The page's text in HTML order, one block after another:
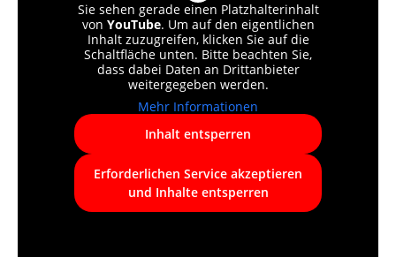
Sie sehen gerade einen Platzhalterinhalt
von YouTube. Um auf den eigentlichen
Inhalt zuzugreifen, klicken Sie auf die
Schaltfläche unten. Bitte beachten Sie,
dass dabei Daten an Drittanbieter
weitergegeben werden.
Mehr Informationen
Inhalt entsperren
Erforderlichen Service akzeptieren
und Inhalte entsperren